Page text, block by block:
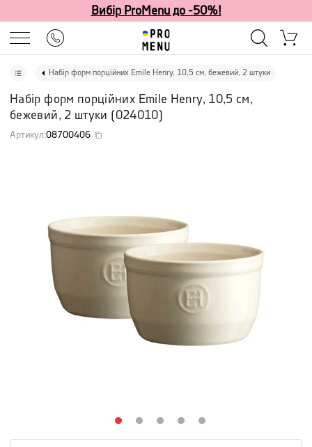
Вибір ProMenu до -50%!
Набір форм порційних Emile Henry, 10,5 см, бежевий, 2 штуки
Набір форм порційних Emile Henry, 10,5 см,
бежевий, 2 штуки (024010)
Артикул:08700406